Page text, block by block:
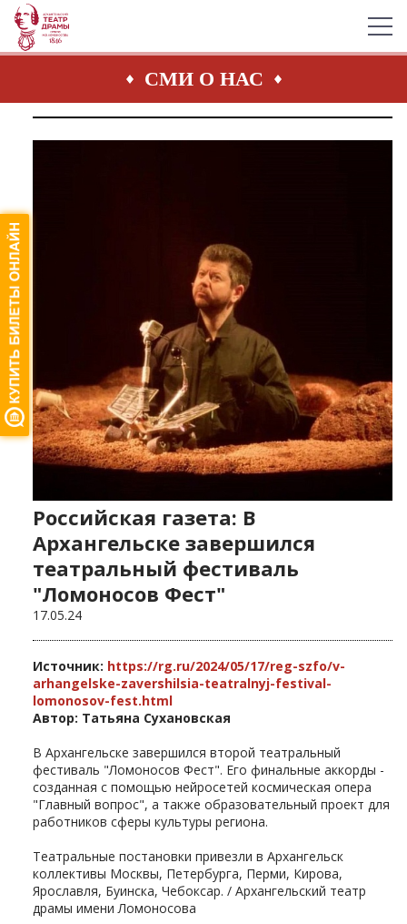
СМИ О НАС
Российская газета: В
Архангельске завершился
театральный фестиваль
"Ломоносов Фест"
17.05.24
Источник: https://rg.ru/2024/05/17/reg-szfo/v-
arhangelske-zavershilsia-teatralnyj-festival-
lomonosov-fest.html
Автор: Татьяна Сухановская
В Архангельске завершился второй театральный
фестиваль "Ломоносов Фест". Его финальные аккорды -
созданная с помощью нейросетей космическая опера
"Главный вопрос", а также образовательный проект для
работников сферы культуры региона.
Театральные постановки привезли в Архангельск
коллективы Москвы, Петербурга, Перми, Кирова,
Ярославля, Буинска, Чебоксар. / Архангельский театр
драмы имени Ломоносова